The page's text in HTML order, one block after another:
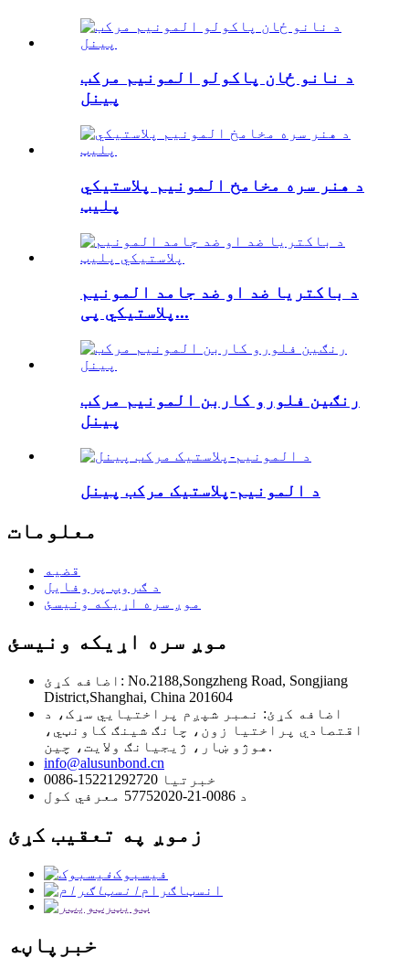
د نانو ځان پاکولو المونیم مرکب
پینل
د هنر سره مخامخ المونیم پلاستيکي
پلیټ
د باکتریا ضد او ضد جامد المونیم
پلاستيکي پی...
رنګین فلورو کاربن المونیم مرکب
پینل
د المونیم-پلاستیک مرکب پینل
معلومات
قضیه
د ګروپ پروفایل
موږ سره اړیکه ونیسئ
موږ سره اړیکه ونیسئ
اضافه کړئ: No.2188,Songzheng Road, Songjiang
District,Shanghai, China 201604
اضافه کړئ: نمبر شپږم پراختیایي سړک، د
اقتصادي پراختیا زون، چانګ شینګ کاونټي،
هوژو ښار، ژیجیانګ ولایت، چین.
info@alusunbond.cn
0086-15221292720 خبرتیا
د 0086-21-57752020 معرفي کول
زموږ په تعقیب کړئ
فیسبوک
انسټاګرام
ټویټر
خبرپاڼه